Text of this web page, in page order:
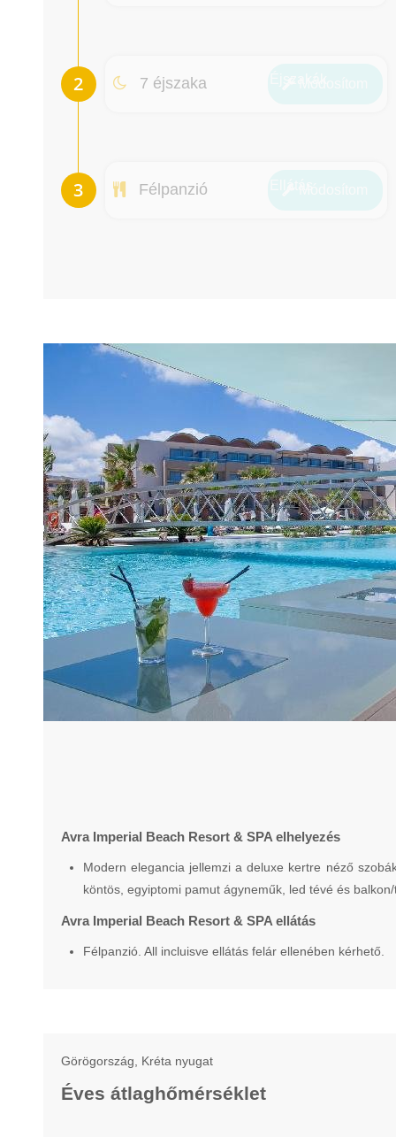
7 éjszaka
Félpanzió
Avra Imperial Beach Resort & SPA elhelyezés
Modern elegancia jellemzi a deluxe kertre néző
köntös, egyiptomi pamut ágyneműk, led tévé és
Avra Imperial Beach Resort & SPA ellátás
Félpanzió. All incluisve ellátás felár ellenében kérhető.
Görögország, Kréta nyugat
Éves átlaghőmérséklet